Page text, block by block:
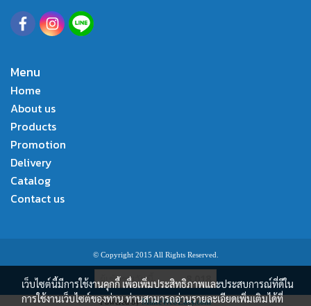
Menu
Home
About us
Products
Promotion
Delivery
Catalog
Contact us
© Copyright 2015 All Rights Reserved.
ผู้เข้าชมวันนี้
Powered byMakeWebEasy.com
เว็บไซต์นี้มีการใช้งานคุกกี้ เพื่อเพิ่มประสิทธิภาพและประสบการณ์ที่ดีใน
การใช้งานเว็บไซต์ของท่าน ท่านสามารถอ่านรายละเอียดเพิ่มเติมได้ที่